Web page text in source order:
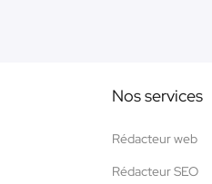
Nos services
Rédacteur web
Rédacteur SEO